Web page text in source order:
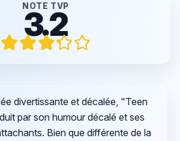
NOTE TVP
3.2
divertissante et décalée, "Teen
par son humour décalé et ses
Bien que différente de la